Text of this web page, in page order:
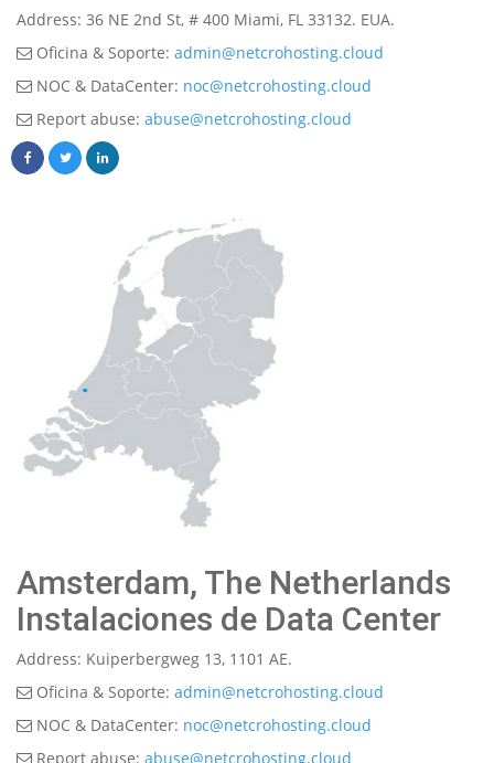
Address: 36 NE 2nd St, # 400 Miami, FL 33132. EUA.
Oficina & Soporte: admin@netcrohosting.cloud
NOC & DataCenter: noc@netcrohosting.cloud
Report abuse: abuse@netcrohosting.cloud
Amsterdam, The Netherlands
Instalaciones de Data Center
Address: Kuiperbergweg 13, 1101 AE.
Oficina & Soporte: admin@netcrohosting.cloud
NOC & DataCenter: noc@netcrohosting.cloud
Report abuse: abuse@netcrohosting.cloud